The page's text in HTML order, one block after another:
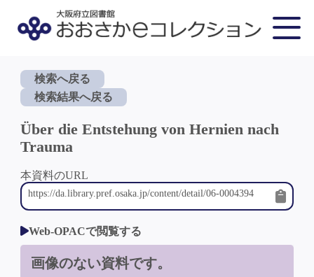
検索へ戻る
検索結果へ戻る
Über die Entstehung von Hernien nach
Trauma
本資料のURL
Web-OPACで閲覧する
画像のない資料です。